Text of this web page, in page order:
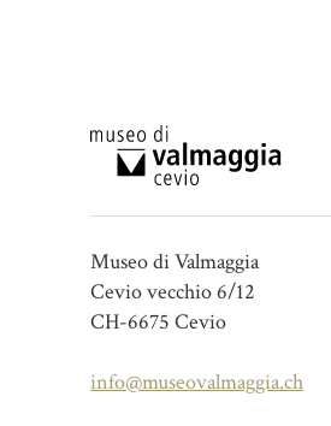
Museo di Valmaggia
Cevio vecchio 6/12
CH-6675 Cevio
info@museovalmaggia.ch